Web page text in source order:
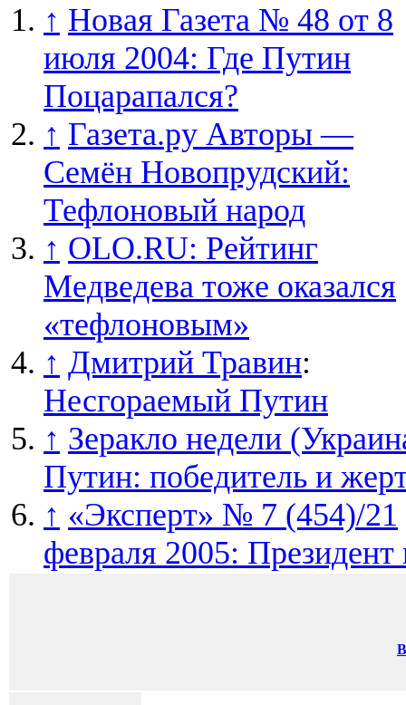
↑ Новая Газета № 48 от 8
июля 2004: Где Путин
Поцарапался?
↑ Газета.ру Авторы —
Семён Новопрудский:
Тефлоновый народ
↑ OLO.RU: Рейтинг
Медведева тоже оказался
«тефлоновым»
↑ Дмитрий Травин:
Несгораемый Путин
↑ Зеракло недели
Путин: победитель и
↑ «Эксперт» № 7 (454)/21
февраля 2005: Президент